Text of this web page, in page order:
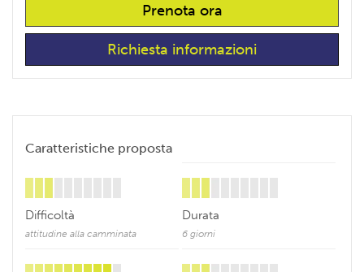
Prenota ora
Richiesta informazioni
Caratteristiche proposta
Difficoltà
attitudine alla camminata
Durata
6 giorni